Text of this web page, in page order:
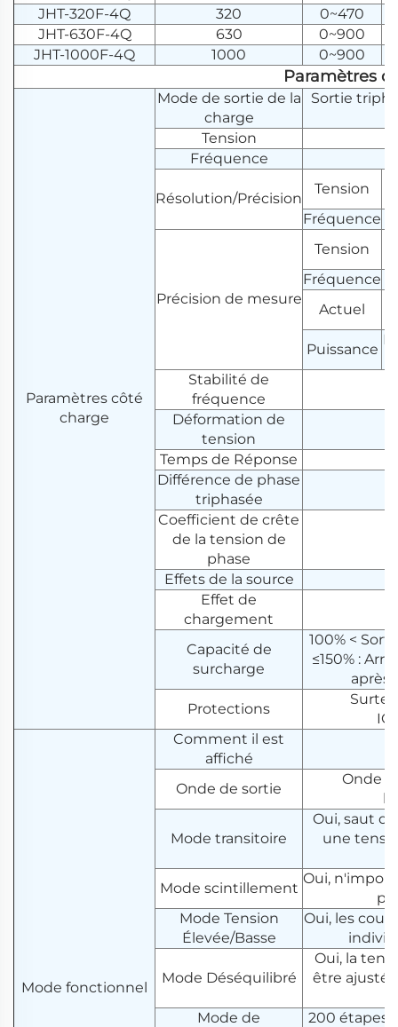
JHT-320F-4Q
320
0~470
JHT-630F-4Q
630
0~900
JHT-1000F-4Q
1000 0~900
Paramètres
Paramètres côté
charge
Mode de sortie de la
charge
Sortie
Tension
Fréquence
Résolution/Précision
Tension
Fréquence
Précision de mesure
Tension
Fréquence
Actuel
Puissance
Stabilité de
fréquence
Déformation de
tension
Temps de Réponse
Différence de phase
triphasée
Coefficient de crête
de la tension de
phase
Effets de la source
Effet de
chargement
Capacité de
surcharge
100% <
≤150% :
après
Protections
Mode fonctionnel
Comment il est
affiché
Onde de sortie
Onde
Mode transitoire
Oui, saut
une
Mode scintillement
Oui,
Mode Tension
Élevée/Basse
Oui, les
Mode Déséquilibré
Oui, la
être
Mode de
200 étapes,